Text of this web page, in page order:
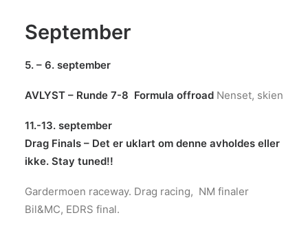
September
5. – 6. september
AVLYST – Runde 7-8 Formula offroad Nenset, skien
11.-13. september
Drag Finals – Det er uklart om denne avholdes eller
ikke. Stay tuned!!
Gardermoen raceway. Drag racing, NM finaler
Bil&MC, EDRS final.